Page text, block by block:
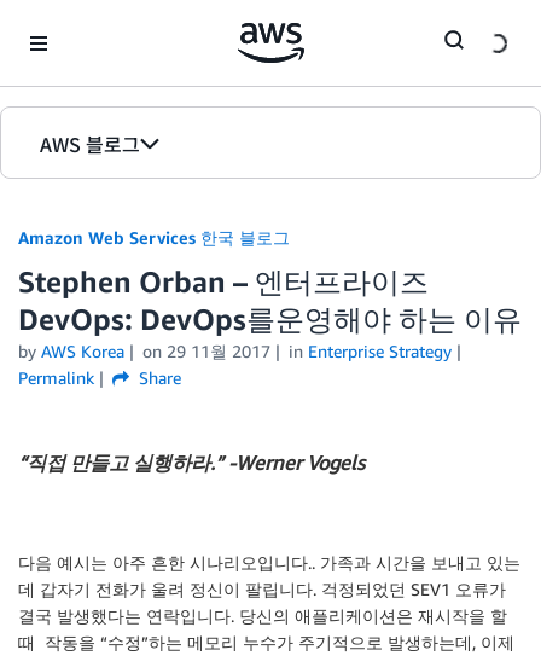
AWS 블로그
홈
에디션
Amazon Web Services 한국 블로그
Stephen Orban – 엔터프라이즈
DevOps: DevOps를운영해야 하는 이유
by AWS Korea on 29 11월 2017 in Enterprise Strategy
Permalink
Share
“직접 만들고 실행하라.” -Werner Vogels
다음 예시는 아주 흔한 시나리오입니다.. 가족과 시간을 보내고 있는
데 갑자기 전화가 울려 정신이 팔립니다. 걱정되었던 SEV1 오류가
결국 발생했다는 연락입니다. 당신의 애플리케이션은 재시작을 할
때 작동을 “수정”하는 메모리 누수가 주기적으로 발생하는데, 이제